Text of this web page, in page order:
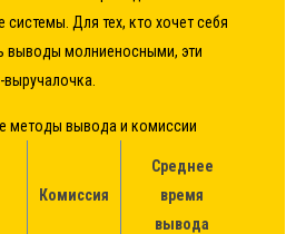
Для тех, кто хочет себя
выводы молниеносными, эти
методы вывода и комиссии
Комиссия
Среднее
время
вывода